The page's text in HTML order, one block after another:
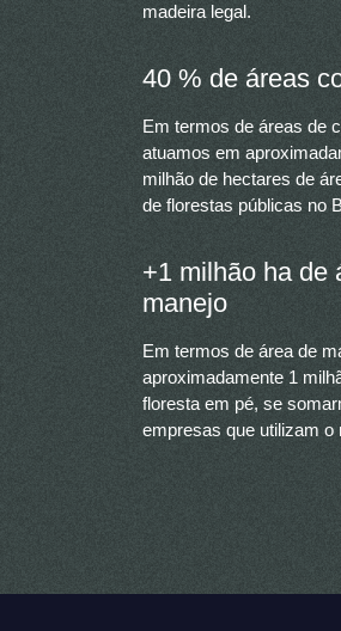
madeira legal.
40 % de áreas
Em termos de áreas de
atuamos em
milhão de hectares de
de florestas públicas no
+1 milhão ha de
manejo
Em termos de área de
aproximadamente 1
floresta em pé, se
empresas que utilizam o